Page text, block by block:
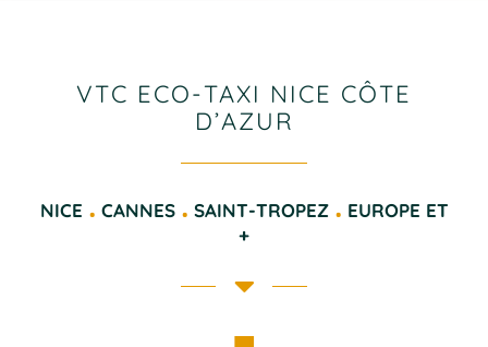
VTC ECO-TAXI NICE CÔTE
D’AZUR
NICE . CANNES . SAINT-TROPEZ . EUROPE ET
+